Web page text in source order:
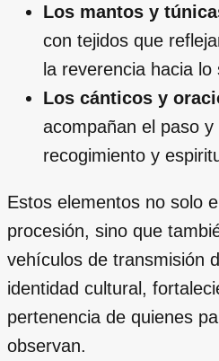
Los mantos y
con tejidos que
la reverencia hacia lo
Los cánticos y
acompañan el paso
recogimiento y
Estos elementos no solo
procesión, sino que
vehículos de transmisión
identidad cultural,
pertenencia de quienes
observan.